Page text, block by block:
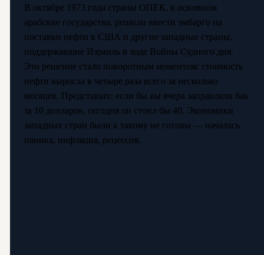
В октябре 1973 года страны ОПЕК, в основном
арабские государства, решили ввести эмбарго на
поставки нефти в США и другие западные страны,
поддержавшие Израиль в ходе Войны Судного дня.
Это решение стало поворотным моментом: стоимость
нефти выросла в четыре раза всего за несколько
месяцев. Представьте: если бы вы вчера заправляли бак
за 10 долларов, сегодня он стоил бы 40. Экономики
западных стран были к такому не готовы — началась
паника, инфляция, рецессия.